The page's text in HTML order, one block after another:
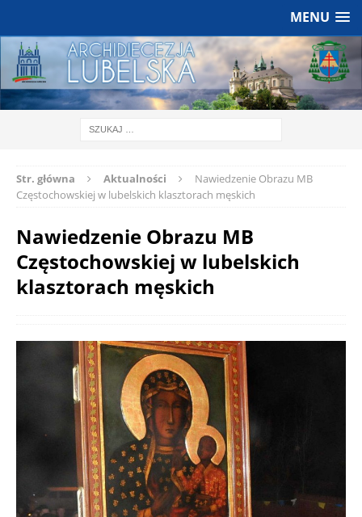
MENU
Str. główna Aktualności
Nawiedzenie Obrazu MB
Częstochowskiej w lubelskich klasztorach męskich
Nawiedzenie Obrazu MB
Częstochowskiej w lubelskich
klasztorach męskich